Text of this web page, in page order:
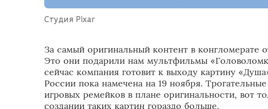
Студия Pixar
За самый оригинальный контент в конгломерате
Это они подарили нам мультфильмы
сейчас компания готовит к выходу картину
России пока намечена на 19 ноября.
игровых ремейков в плане оригинальности, вот
создании таких картин гораздо больше.